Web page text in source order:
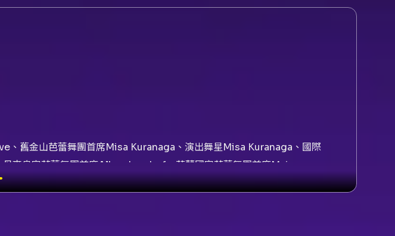
、舊金山芭蕾舞團首席Misa Kuranaga、演出舞星Misa Kuranaga、國際
皇家芭蕾舞團首席Alban Lendorf、荷蘭國家芭蕾舞團首席Maia
蕾舞團首席Alice Mariani、演出舞星Alice Mariani、德國漢堡芭蕾舞團